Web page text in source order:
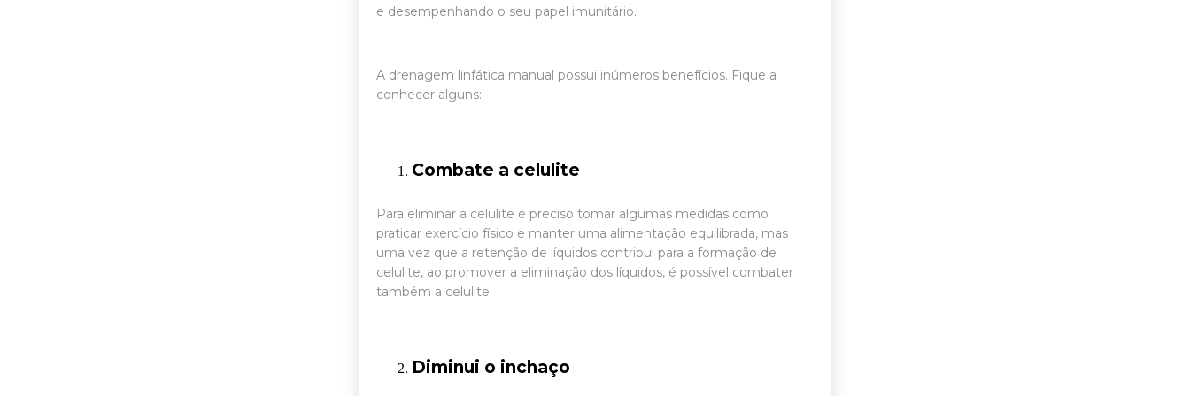
e desempenhando o seu papel imunitário.
A drenagem linfática manual possui inúmeros benefícios. Fique a
conhecer alguns:
Combate a celulite
Para eliminar a celulite é preciso tomar algumas medidas como
praticar exercício físico e manter uma alimentação equilibrada, mas
uma vez que a retenção de líquidos contribui para a formação de
celulite, ao promover a eliminação dos líquidos, é possível combater
também a celulite.
Diminui o inchaço